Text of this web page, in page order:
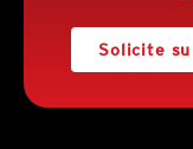
Solicite